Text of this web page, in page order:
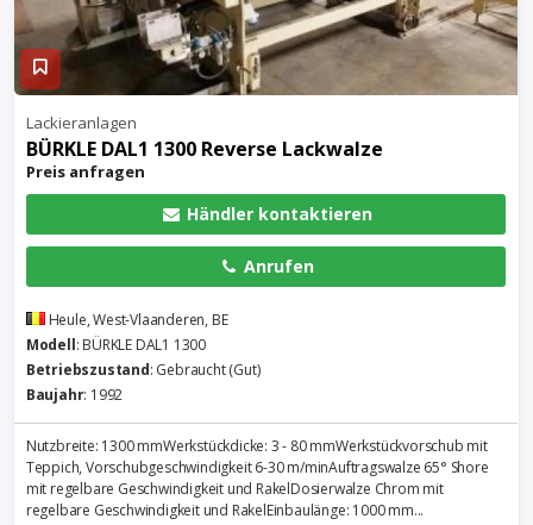
Lackieranlagen
BÜRKLE DAL1 1300 Reverse Lackwalze
Preis anfragen
Händler kontaktieren
Anrufen
Heule, West-Vlaanderen, BE
Modell: BÜRKLE DAL1 1300
Betriebszustand: Gebraucht (Gut)
Baujahr: 1992
Nutzbreite: 1300 mmWerkstückdicke: 3 - 80 mmWerkstückvorschub mit
Teppich, Vorschubgeschwindigkeit 6-30 m/minAuftragswalze 65° Shore
mit regelbare Geschwindigkeit und RakelDosierwalze Chrom mit
regelbare Geschwindigkeit und RakelEinbaulänge: 1000 mm...